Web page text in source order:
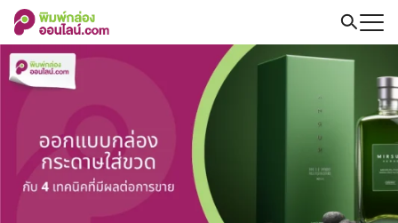
Skip
content
Search
for: